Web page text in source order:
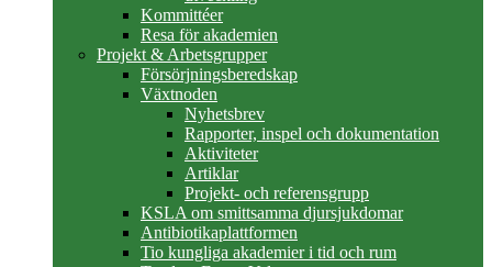
Kommittéer
Resa för akademien
Projekt & Arbetsgrupper
Försörjningsberedskap
Växtnoden
Nyhetsbrev
Rapporter, inspel och dokumentation
Aktiviteter
Artiklar
Projekt- och referensgrupp
KSLA om smittsamma djursjukdomar
Antibiotikaplattformen
Tio kungliga akademier i tid och rum